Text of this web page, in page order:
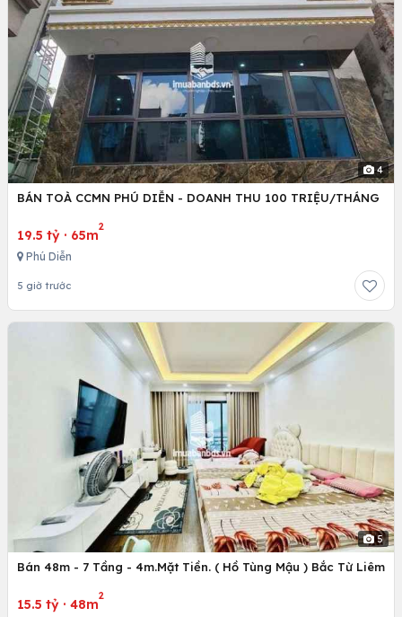
4
BÁN TOÀ CCMN PHÚ DIỄN - DOANH THU 100 TRIỆU/THÁNG
19.5 tỷ · 65m
2
Phú Diễn
5 giờ trước
5
Bán 48m - 7 Tầng - 4m.Mặt Tiền. ( Hồ Tùng Mậu ) Bắc Từ Liêm
15.5 tỷ · 48m
2